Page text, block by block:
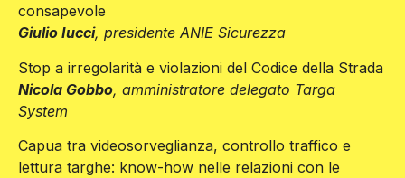
consapevole
Giulio Iucci, presidente ANIE Sicurezza
Stop a irregolarità e violazioni del Codice della Strada
Nicola Gobbo, amministratore delegato Targa
System
Capua tra videosorveglianza, controllo traffico e
lettura targhe: know-how nelle relazioni con le